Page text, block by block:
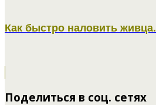
Как быстро наловить живца.
Поделиться в соц. сетях